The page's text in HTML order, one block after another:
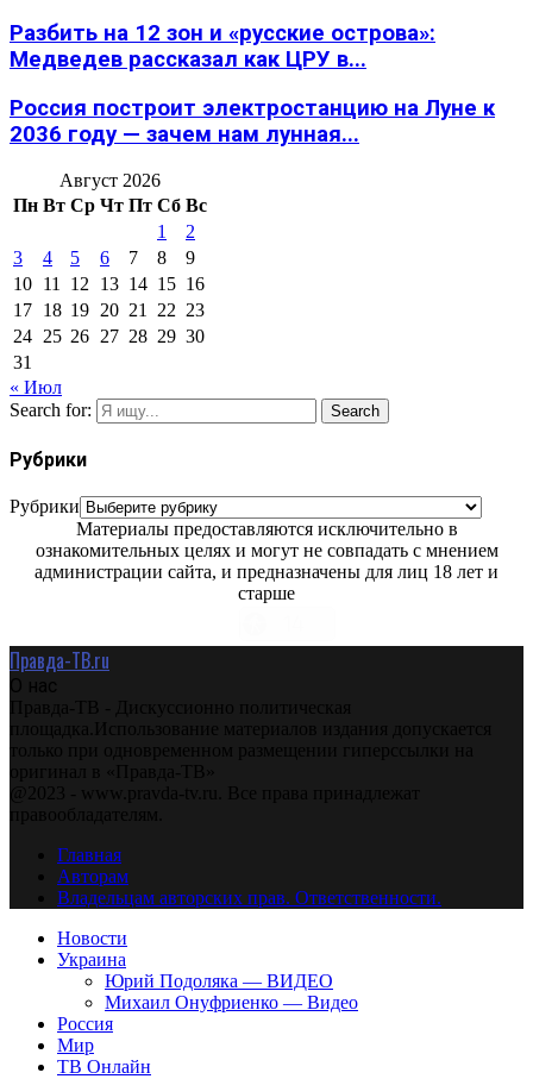
Разбить на 12 зон и «русские острова»:
Медведев рассказал как ЦРУ в...
Россия построит электростанцию на Луне к
2036 году — зачем нам лунная...
Август 2026
Пн Вт Ср Чт Пт Сб Вс
1
2
3
4 5 6 7 8
9
10 11 12 13 14 15 16
17 18 19 20 21 22 23
24 25 26 27 28 29 30
31
« Июл
Search for:
Search
Рубрики
Рубрики
Материалы предоставляются исключительно в
ознакомительных целях и могут не совпадать с мнением
администрации сайта, и предназначены для лиц 18 лет и
старше
Правда-ТВ.ru
О нас
Правда-ТВ - Дискуссионно политическая
площадка.Использование материалов издания допускается
только при одновременном размещении гиперссылки на
оригинал в «Правда-ТВ»
@2023 - www.pravda-tv.ru. Все права принадлежат
правообладателям.
Главная
Авторам
Владельцам авторских прав. Ответственности.
Новости
Украина
Юрий Подоляка — ВИДЕО
Михаил Онуфриенко — Видео
Россия
Мир
ТВ Онлайн